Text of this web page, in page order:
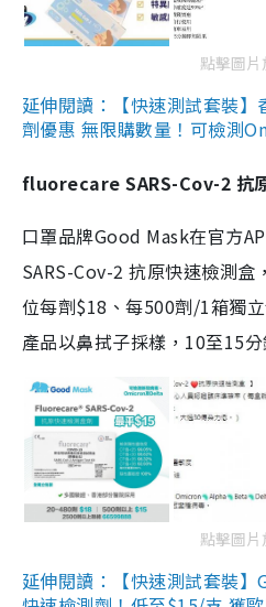
點擊圖片
延伸閱讀：【快速測試套裝
劑優惠 無限購數量！可檢測
fluorecare SARS-Cov-2 抗
口罩品牌Good Mask在官方
SARS-Cov-2 抗原快速檢測
位每劑$18、每500劑/1箱獨
產品以鼻拭子採樣，10至15分
點擊圖片
延伸閱讀：【快速測試套裝